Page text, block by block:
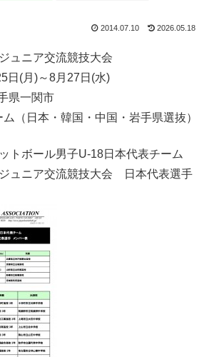
2014.07.10 2026.05.18
ュニア交流競技大会
日(月)～8月27日(水)
県一関市
（日本・韓国・中国・岩手県選抜）
トボール男子U-18日本代表チーム
ュニア交流競技大会 日本代表選手